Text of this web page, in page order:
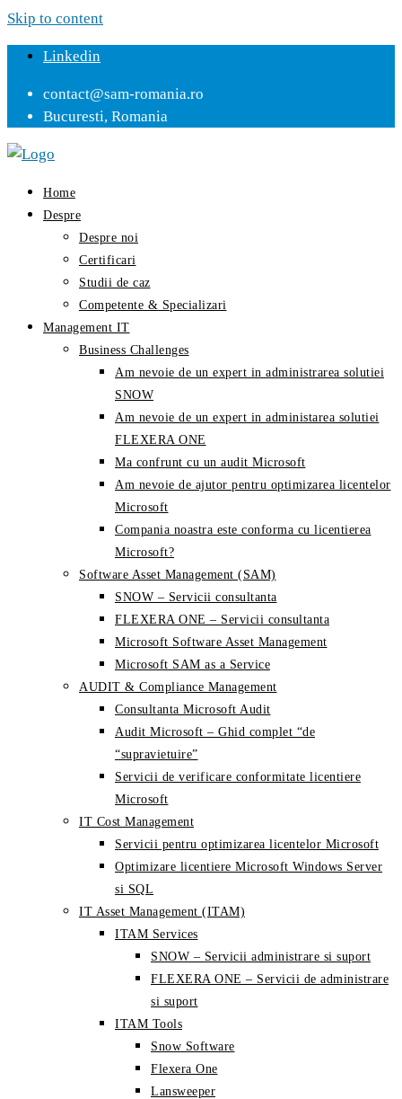
Skip to content
Linkedin
contact@sam-romania.ro
Bucuresti, Romania
Home
Despre
Despre noi
Certificari
Studii de caz
Competente & Specializari
Management IT
Business Challenges
Am nevoie de un expert in administrarea solutiei
SNOW
Am nevoie de un expert in administarea solutiei
FLEXERA ONE
Ma confrunt cu un audit Microsoft
Am nevoie de ajutor pentru optimizarea licentelor
Microsoft
Compania noastra este conforma cu licentierea
Microsoft?
Software Asset Management (SAM)
SNOW – Servicii consultanta
FLEXERA ONE – Servicii consultanta
Microsoft Software Asset Management
Microsoft SAM as a Service
AUDIT & Compliance Management
Consultanta Microsoft Audit
Audit Microsoft – Ghid complet “de
“supravietuire”
Servicii de verificare conformitate licentiere
Microsoft
IT Cost Management
Servicii pentru optimizarea licentelor Microsoft
Optimizare licentiere Microsoft Windows Server
si SQL
IT Asset Management (ITAM)
ITAM Services
SNOW – Servicii administrare si suport
FLEXERA ONE – Servicii de administrare
si suport
ITAM Tools
Snow Software
Flexera One
Lansweeper